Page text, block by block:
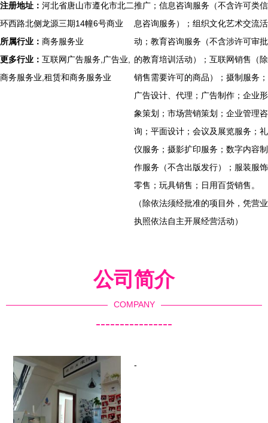
注册地址： 河北省唐山市遵化市北二
环西路北侧龙源三期14幢6号商业
所属行业： 商务服务业
更多行业： 互联网广告服务,广告业,
商务服务业,租赁和商务服务业
推广；信息咨询服务（不含许可类信
息咨询服务）；组织文化艺术交流活
动；教育咨询服务（不含涉许可审批
的教育培训活动）；互联网销售（除
销售需要许可的商品）；摄制服务；
广告设计、代理；广告制作；企业形
象策划；市场营销策划；企业管理咨
询；平面设计；会议及展览服务；礼
仪服务；摄影扩印服务；数字内容制
作服务（不含出版发行）；服装服饰
零售；玩具销售；日用百货销售。
（除依法须经批准的项目外，凭营业
执照依法自主开展经营活动）
公司简介
COMPANY
----------------
-